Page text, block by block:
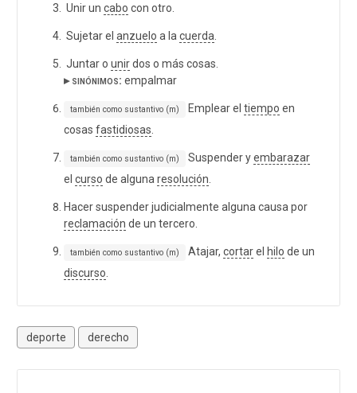
Unir un cabo con otro.
Sujetar el anzuelo a la cuerda
Juntar o unirdos o más cosas.
▸ sinónimos: empalmar
también como sustantivo (m) Emplear el tiempo en
cosas fastidiosas
también como sustantivo (m) Suspender yembarazar
el curso de alguna resolución
Hacer suspender judicialmente alguna causa por
reclamación de un tercero.
también como sustantivo (m) Atajar, cortarel hilo de un
discurso
deporte derecho